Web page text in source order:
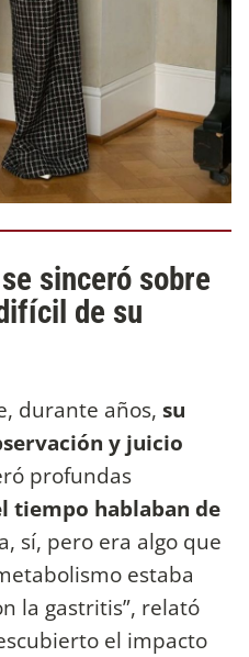
sinceró sobre
de su
durante años, su
y juicio
profundas
tiempo hablaban de
sí, pero era algo que
estaba
la gastritis”, relató
el impacto